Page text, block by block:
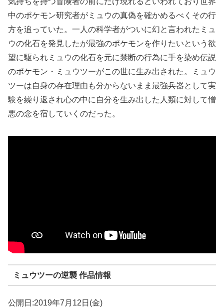
中のポケモン研究者がミュウの真偽を確かめるべくその行
方を追っていた。一人の科学者がついに幻と言われたミュ
ウの化石を発見したが最強のポケモンを作りたいという欲
望に駆られミュウの化石を元に禁断の行為に手を染め伝説
のポケモン・ミュウツーがこの世に生み出された。ミュウ
ツーは自身の存在理由も分からないまま最強兵器として実
験を繰り返され心の中に自分を生み出した人類に対して憎
悪の念を宿していくのだった。
ミュウツーの逆襲 作品情報
公開日:2019年7月12日(金)